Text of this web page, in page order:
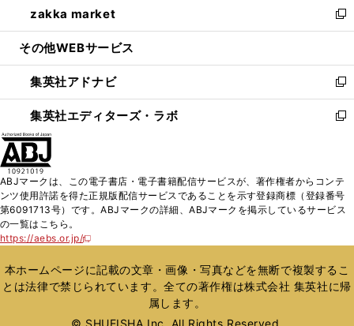
く
で
開
ド
ウ
開
く
ィ
ン
ウ
で
開
く
い
ウ
ン
ド
ウ
で
zakka market
新
し
ウ
ィ
ン
ド
く
その他WEBサービス
集英社アドナビ
新
し
い
ド
ウ
で
集英社エディターズ・ラボ
新
ィ
ン
ド
開
く
ABJマークは、この電子書店・電子書籍配信サービスが、著作権者からコンテ
ンツ使用許諾を得た正規版配信サービスであることを示す登録商標（登録番号
第6091713号）です。ABJマークの詳細、ABJマークを掲示しているサービス
の一覧はこちら。
https://aebs.or.jp/
新
い
ウ
ィ
本ホームページに記載の文章・画像・写真などを無断で複製するこ
とは法律で禁じられています。全ての著作権は株式会社 集英社に帰
属します。